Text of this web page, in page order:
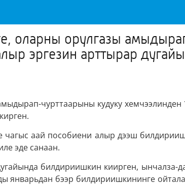
оларны орулгазы
эргезин арттырар
чурттаарыны кудуку
аай пособиени алыр дээш
эде санаан.
билдириишкин киирген,
январьдан бээр билдириишкининге